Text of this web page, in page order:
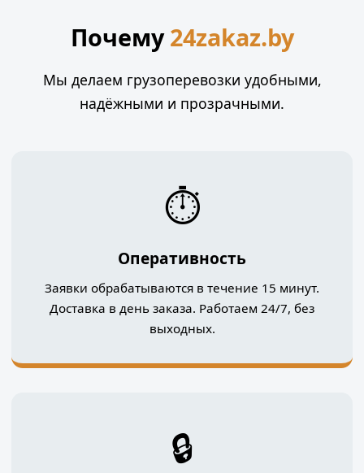
Почему24zakaz.by
Мы делаем грузоперевозки удобными,
надёжными и прозрачными.
⏱️
Оперативность
Заявки обрабатываются в течение 15 минут.
Доставка в день заказа. Работаем 24/7, без
выходных.
🔒